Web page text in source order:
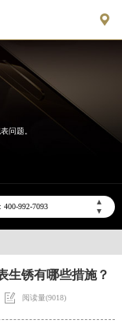

问题。
▲
▼
生锈有哪些措施？
 阅读量(9018)